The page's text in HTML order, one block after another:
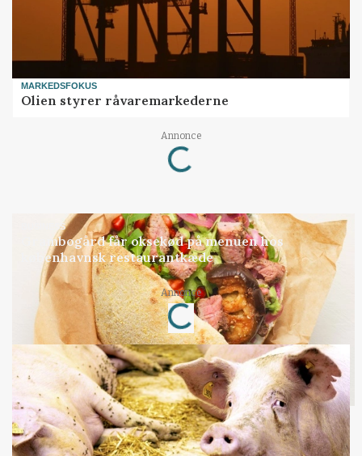
MARKEDSFOKUS
Olien styrer råvaremarkederne
Annonce
Loading...
BUSINESS
Grambogård får oksekød på menuen hos
københavnsk restaurantkæde
Annonce
Loading...